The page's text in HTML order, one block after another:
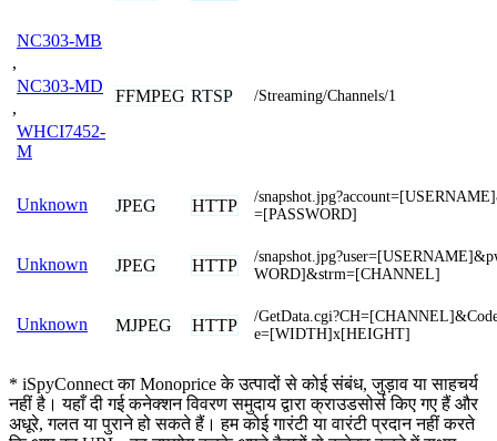
NC303-MB
,
NC303-MD
,
WHCI7452-
M
FFMPEG RTSP /Streaming/Channels/1
Unknown JPEG HTTP
/
=[PASSWORD]
Unknown JPEG HTTP
/
WORD]&strm=[CHANNEL]
Unknown MJPEG HTTP
/
e=[WIDTH]x[HEIGHT]
* iSpyConnect का Monoprice के उत्पादों से कोई संबंध, जुड़ाव या साहचर्य
नहीं है। यहाँ दी गई कनेक्शन विवरण समुदाय द्वारा क्राउडसोर्स किए गए हैं और
अधूरे, गलत या पुराने हो सकते हैं। हम कोई गारंटी या वारंटी प्रदान नहीं करते